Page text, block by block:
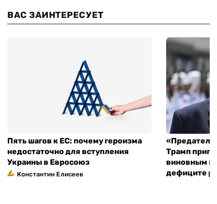
ВАС ЗАИНТЕРЕСУЕТ
Пять шагов к ЕС: почему героизма
недостаточно для вступления
Украины в Евросоюз
Константин Елисеев
Трамп
виновным в
дефиците